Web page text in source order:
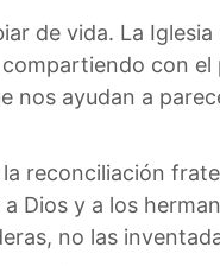
de vida. La
con
nos ayudan a
reconciliación
Dios y a los
no las